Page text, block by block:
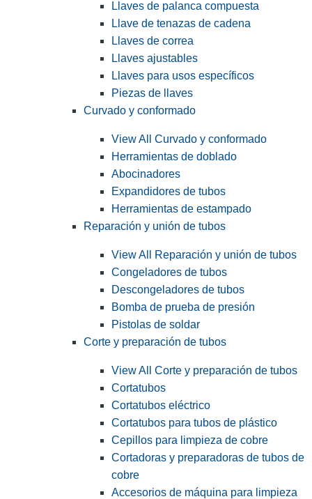
Llaves de palanca compuesta
Llave de tenazas de cadena
Llaves de correa
Llaves ajustables
Llaves para usos específicos
Piezas de llaves
Curvado y conformado
View All Curvado y conformado
Herramientas de doblado
Abocinadores
Expandidores de tubos
Herramientas de estampado
Reparación y unión de tubos
View All Reparación y unión de tubos
Congeladores de tubos
Descongeladores de tubos
Bomba de prueba de presión
Pistolas de soldar
Corte y preparación de tubos
View All Corte y preparación de tubos
Cortatubos
Cortatubos eléctrico
Cortatubos para tubos de plástico
Cepillos para limpieza de cobre
Cortadoras y preparadoras de tubos de
cobre
Accesorios de máquina para limpieza